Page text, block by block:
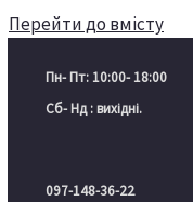
Перейти до вмісту
Пн- Пт: 10:00- 18:00
Сб- Нд : вихідні.
097-148-36-22